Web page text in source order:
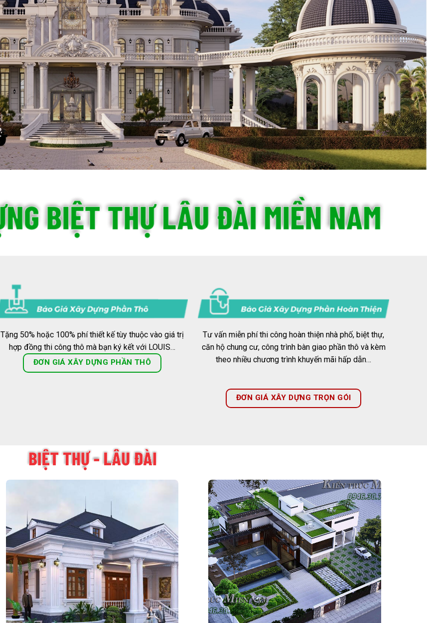
Tặng 50% hoặc 100% phí thiết kế tùy thuộc vào giá trị
hợp đồng thi công thô mà bạn ký kết với LOUIS…
ĐƠN GIÁ XÂY DỰNG PHẦN THÔ
Tư vấn miễn phí thi công hoàn thiện nhà phố, biệt thự,
căn hộ chung cư, công trình bàn giao phần thô và kèm
theo nhiều chương trình khuyến mãi hấp dẫn…
ĐƠN GIÁ XÂY DỰNG TRỌN GÓI